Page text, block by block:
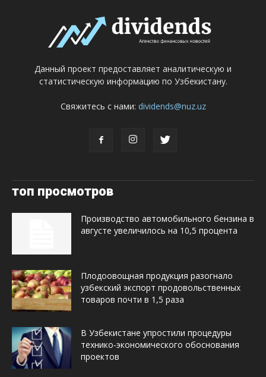
Данный проект предоставляет аналитическую и
статистическую информацию по Узбекистану.
Свяжитесь с нами: dividends@nuz.uz
топ просмотров
Производство автомобильного бензина в
августе увеличилось на 10,5 процента
Плодоовощная продукция разогнало
узбекский экспорт продовольственных
товаров почти в 1,5 раза
В Узбекистане упростили процедуры
технико-экономического обоснования
проектов